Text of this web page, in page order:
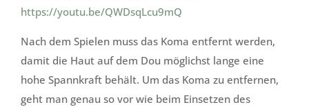
https://youtu.be/QWDsqLcu9mQ
Nach dem Spielen muss das Koma entfernt werden,
damit die Haut auf dem Dou möglichst lange eine
hohe Spannkraft behält. Um das Koma zu entfernen,
geht man genau so vor wie beim Einsetzen des